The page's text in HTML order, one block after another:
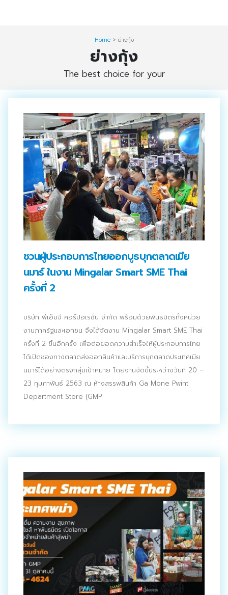
Media Solution
Trading & E-Commerce Solution
ข้อมูลบริษัท
จัดงานแสดงสินค้าและอีเว้นท์ต่าง ๆ
ติดต่อเรา
บริการของเรา
ประชาสัมพันธ์ผ่านสื่อออฟไลน์และสื่อออนไลน์
ผลงานของเรา
ผลิตสิ่งพิมพ์และที่เกี่ยวข้อง
หน้าแรก
อบรมสัมมนาออฟไลน์และออนไลน์
Home> ย่างกุ้ง
ย่างกุ้ง
The best choice for your
ชวนผู้ประกอบการไทยออกบูธบุกตลาดเมีย
นมาร์ ในงาน Mingalar Smart SME Thai
ครั้งที่ 2
บริษัท พีเอ็มจี คอร์ปอเรชั่น จำกัด พร้อมด้วยพันธมิตรทั้งหน่วย
งานภาครัฐและเอกชน จึงได้จัดงาน Mingalar Smart SME Thai
ครั้งที่ 2 ขึ้นอีกครั้ง เพื่อต่อยอดความสำเร็จให้ผู้ประกอบการไทย
ได้เปิดช่องทางตลาดส่งออกสินค้าและบริการบุกตลาดประเทศเมีย
นมาร์ได้อย่างตรงกลุ่มเป้าหมาย โดยงานจัดขึ้นระหว่างวันที่ 20 –
23 กุมภาพันธ์ 2563 ณ ห้างสรรพสินค้า Ga Mone Pwint
Department Store (GMP